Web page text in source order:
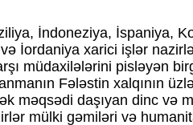
İndoneziya, İspaniya,
İordaniya xarici işlər
müdaxilələrini pisləyən
Fələstin xalqının
məqsədi daşıyan dinc və
mülki gəmiləri və